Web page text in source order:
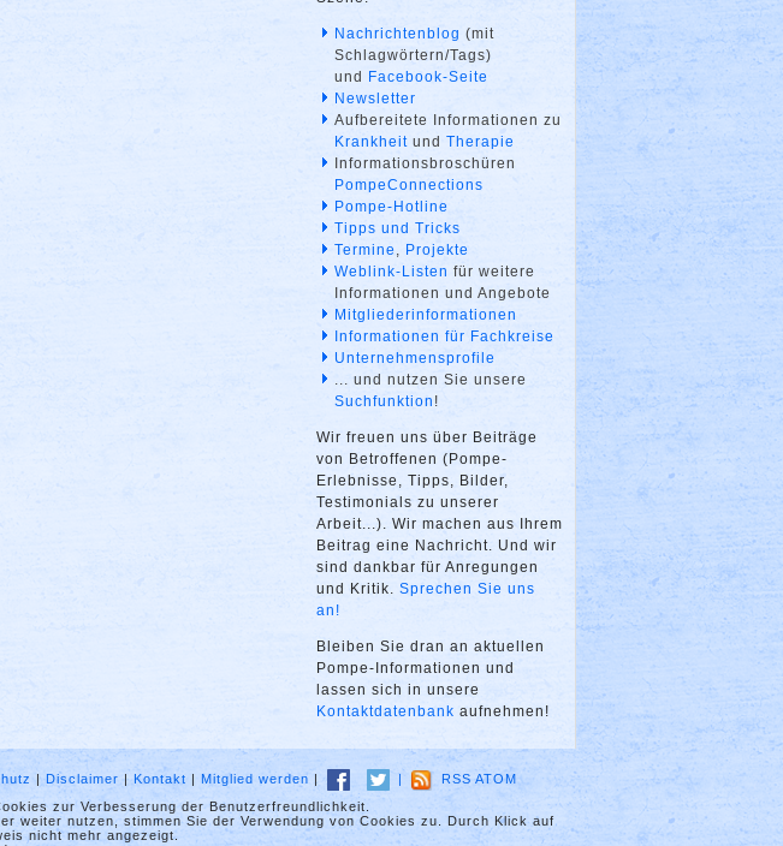
Nachrichtenblog (mit
Schlagwörtern/Tags)
und
Facebook-Seite
Newsletter
Aufbereitete Informationen zu
Krankheit und Therapie
Informationsbroschüren
PompeConnections
Pompe-Hotline
Tipps und Tricks
Termine, Projekte
Weblink-Listen für weitere
Informationen und Angebote
Mitgliederinformationen
Informationen für Fachkreise
Unternehmensprofile
... und nutzen Sie unsere
Suchfunktion !
Wir freuen uns über Beiträge
von Betroffenen (Pompe-
Erlebnisse, Tipps, Bilder,
Testimonials zu unserer
Arbeit...). Wir machen aus Ihrem
Beitrag eine Nachricht. Und wir
sind dankbar für Anregungen
und Kritik. Sprechen Sie uns
an!
Bleiben Sie dran an aktuellen
Pompe-Informationen und
lassen sich in unsere
Kontaktdatenbank aufnehmen!
|Disclaimer |Kontakt |Mitglied werden | | RSS ATOM
zur Verbesserung der Benutzerfreundlichkeit.
weiter nutzen, stimmen Sie der Verwendung von Cookies zu. Durch Klick auf
nicht mehr angezeigt.